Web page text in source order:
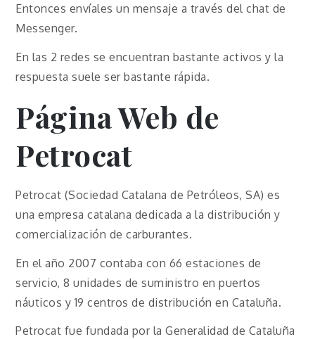
Entonces envíales un mensaje a través del chat de
Messenger.
En las 2 redes se encuentran bastante activos y la
respuesta suele ser bastante rápida.
Página Web de
Petrocat
Petrocat (Sociedad Catalana de Petróleos, SA) es
una empresa catalana dedicada a la distribución y
comercialización de carburantes.
En el año 2007 contaba con 66 estaciones de
servicio, 8 unidades de suministro en puertos
náuticos y 19 centros de distribución en Cataluña.
Petrocat fue fundada por la Generalidad de Cataluña